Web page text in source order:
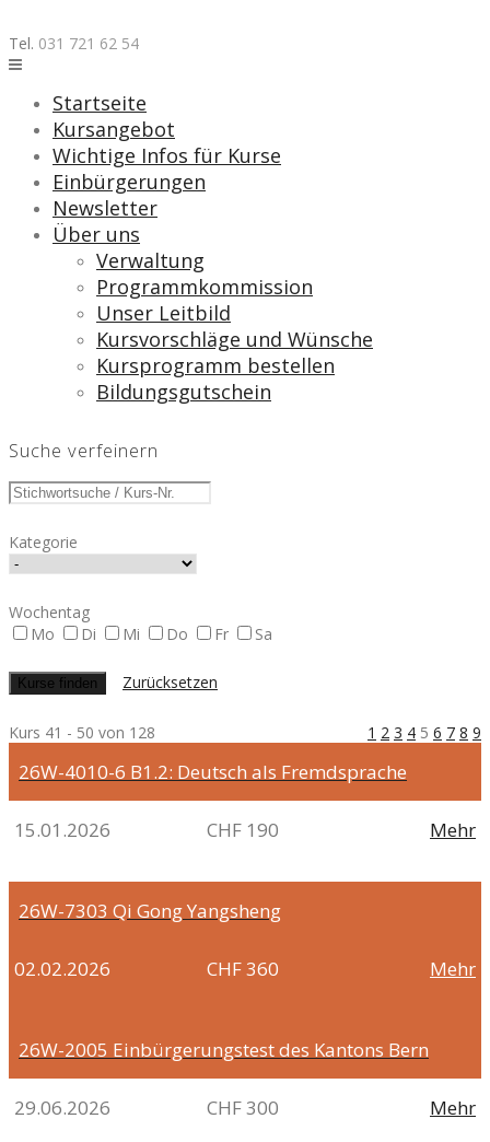
to
content
Tel. 031 721 62 54
Startseite
Kursangebot
Wichtige Infos für Kurse
Einbürgerungen
Newsletter
Über uns
Verwaltung
Programmkommission
Unser Leitbild
Kursvorschläge und Wünsche
Kursprogramm bestellen
Bildungsgutschein
Suche verfeinern
Kategorie
Wochentag
Mo
Di Mi Do Fr Sa
Zurücksetzen
Kurs 41 - 50 von 128 1 2 3 4 5 6 7 8 9
26W-4010-6 B1.2: Deutsch als Fremdsprache
15.01.2026 CHF 190 Mehr
26W-7303 Qi Gong Yangsheng
02.02.2026 CHF 360 Mehr
26W-2005 Einbürgerungstest des Kantons Bern
29.06.2026 CHF 300 Mehr